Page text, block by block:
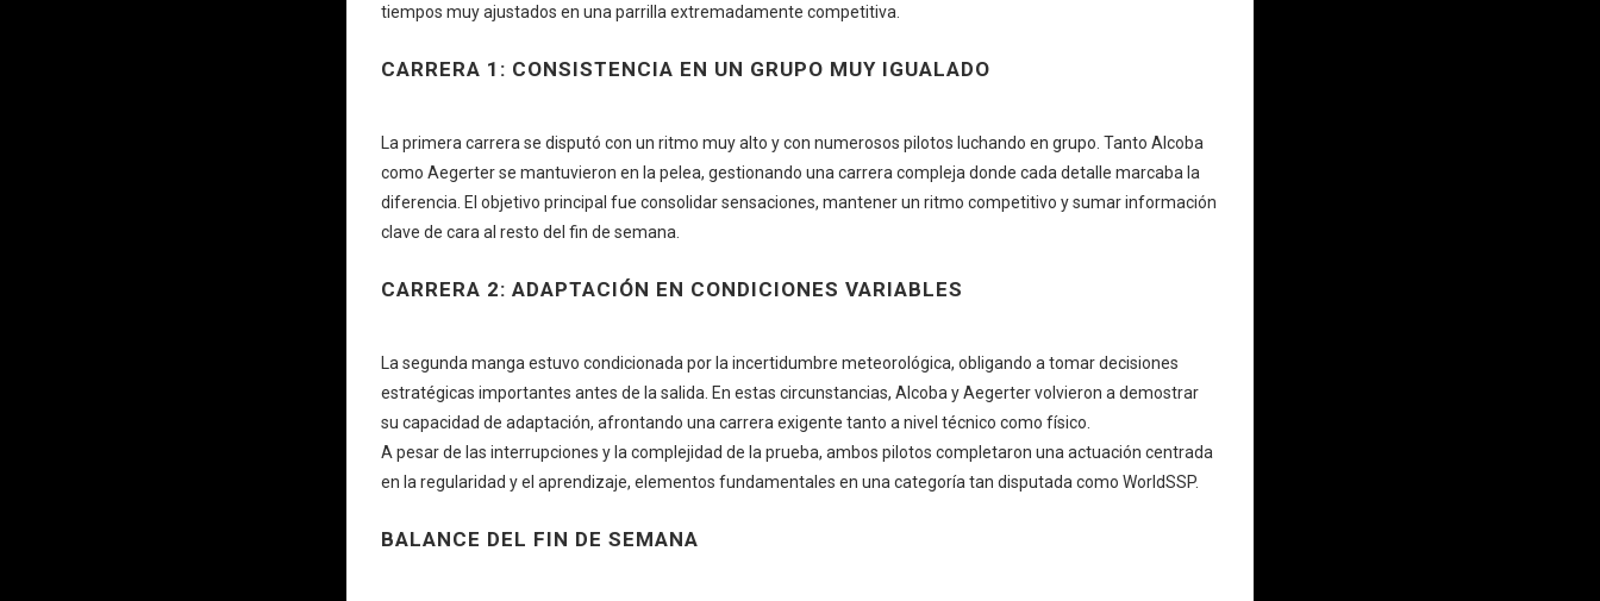
tiempos muy ajustados en una parrilla extremadamente competitiva.
CARRERA 1: CONSISTENCIA EN UN GRUPO MUY IGUALADO
La primera carrera se disputó con un ritmo muy alto y con numerosos pilotos luchando en grupo. Tanto Alcoba
como Aegerter se mantuvieron en la pelea, gestionando una carrera compleja donde cada detalle marcaba la
diferencia. El objetivo principal fue consolidar sensaciones, mantener un ritmo competitivo y sumar información
clave de cara al resto del fin de semana.
CARRERA 2: ADAPTACIÓN EN CONDICIONES VARIABLES
La segunda manga estuvo condicionada por la incertidumbre meteorológica, obligando a tomar decisiones
estratégicas importantes antes de la salida. En estas circunstancias, Alcoba y Aegerter volvieron a demostrar
su capacidad de adaptación, afrontando una carrera exigente tanto a nivel técnico como físico.
A pesar de las interrupciones y la complejidad de la prueba, ambos pilotos completaron una actuación centrada
en la regularidad y el aprendizaje, elementos fundamentales en una categoría tan disputada como WorldSSP.
BALANCE DEL FIN DE SEMANA